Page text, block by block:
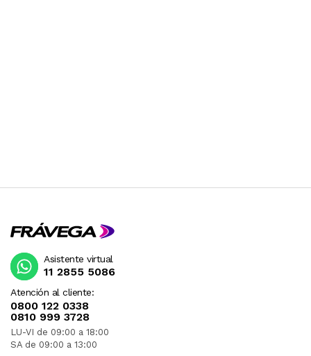
Atención al cliente:
0800 122 0338
0810 999 3728
LU-VI de 09:00 a 18:00
SA de 09:00 a 13:00
Asistente virtual
11 2855 5086